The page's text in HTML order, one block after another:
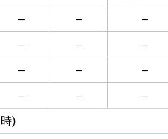
– – –
– – –
– – –
– – –
)